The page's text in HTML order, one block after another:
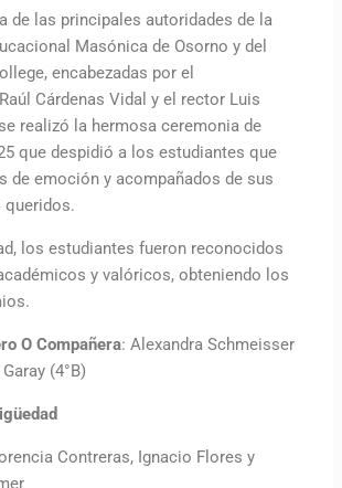
de las principales autoridades de la
Masónica de Osorno y del
encabezadas por el
Cárdenas Vidal y el rector Luis
realizó la hermosa ceremonia de
que despidió a los estudiantes que
de emoción y acompañados de sus
queridos.
los estudiantes fueron reconocidos
y valóricos, obteniendo los
O Compañera: Alexandra Schmeisser
(4°B)
Contreras, Ignacio Flores y